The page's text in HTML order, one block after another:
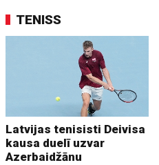
TENISS
Latvijas tenisisti Deivisa
kausa duelī uzvar
Azerbaidžānu